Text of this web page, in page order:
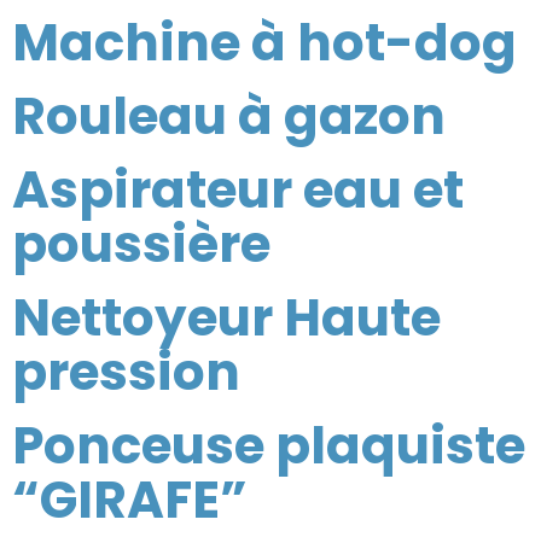
Machine à hot-dog
Rouleau à gazon
Aspirateur eau et
poussière
Nettoyeur Haute
pression
Ponceuse plaquiste
“GIRAFE”